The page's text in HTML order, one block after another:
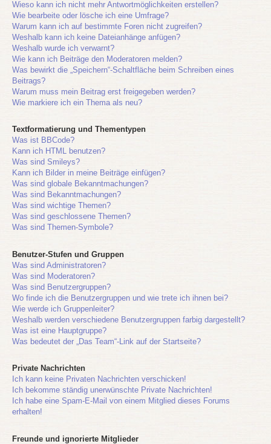
Wieso kann ich nicht mehr Antwortmöglichkeiten erstellen?
Wie bearbeite oder lösche ich eine Umfrage?
Warum kann ich auf bestimmte Foren nicht zugreifen?
Weshalb kann ich keine Dateianhänge anfügen?
Weshalb wurde ich verwarnt?
Wie kann ich Beiträge den Moderatoren melden?
Was bewirkt die „Speichern“-Schaltfläche beim Schreiben eines
Beitrags?
Warum muss mein Beitrag erst freigegeben werden?
Wie markiere ich ein Thema als neu?
Textformatierung und Thementypen
Was ist BBCode?
Kann ich HTML benutzen?
Was sind Smileys?
Kann ich Bilder in meine Beiträge einfügen?
Was sind globale Bekanntmachungen?
Was sind Bekanntmachungen?
Was sind wichtige Themen?
Was sind geschlossene Themen?
Was sind Themen-Symbole?
Benutzer-Stufen und Gruppen
Was sind Administratoren?
Was sind Moderatoren?
Was sind Benutzergruppen?
Wo finde ich die Benutzergruppen und wie trete ich ihnen bei?
Wie werde ich Gruppenleiter?
Weshalb werden verschiedene Benutzergruppen farbig dargestellt?
Was ist eine Hauptgruppe?
Was bedeutet der „Das Team“-Link auf der Startseite?
Private Nachrichten
Ich kann keine Privaten Nachrichten verschicken!
Ich bekomme ständig unerwünschte Private Nachrichten!
Ich habe eine Spam-E-Mail von einem Mitglied dieses Forums
erhalten!
Freunde und ignorierte Mitglieder